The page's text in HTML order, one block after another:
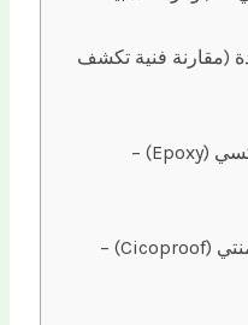
(مقارنة فنية تكشف
🛡️ الخيار الأول: العزل الإيبوكسي (Epoxy) –
🧱 الخيار الثاني: العزل الأسمنتي (Cicoproof) –